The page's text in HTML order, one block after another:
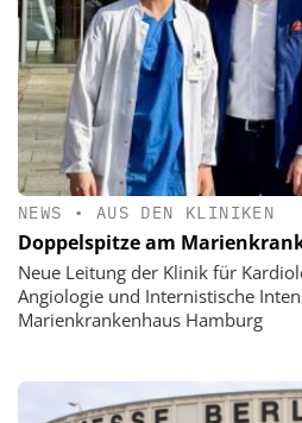
NEWS • AUS DEN KLINIKEN
Doppelspitze am
Neue Leitung der Klinik für
Angiologie und Internistische
Marienkrankenhaus Hamburg